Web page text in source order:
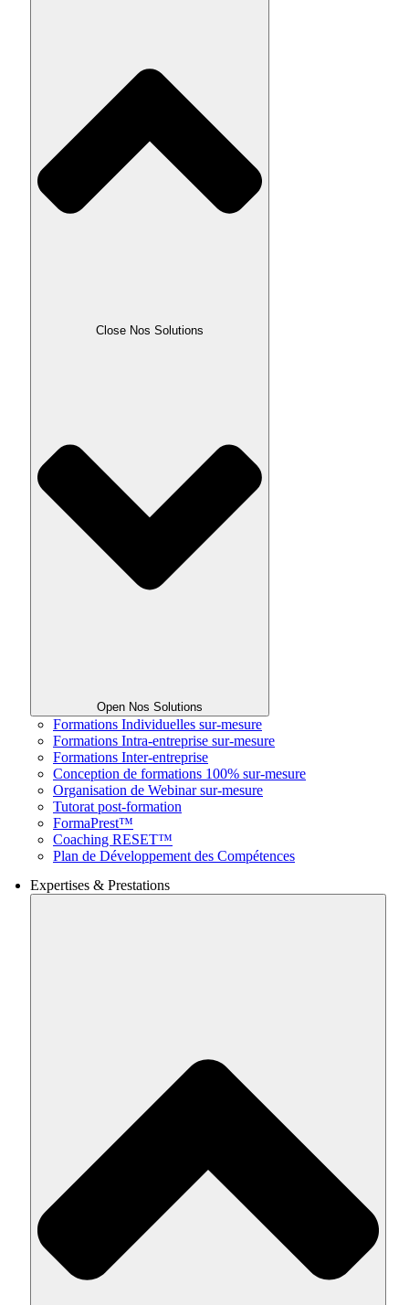
Close Nos Solutions
Open Nos Solutions
Formations Individuelles sur-mesure
Formations Intra-entreprise sur-mesure
Formations Inter-entreprise
Conception de formations 100% sur-mesure
Organisation de Webinar sur-mesure
Tutorat post-formation
FormaPrest™
Coaching RESET™
Plan de Développement des Compétences
Expertises & Prestations